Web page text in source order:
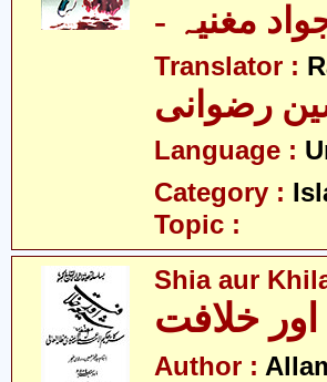
مغنیہ
Translator :
رضوانی
Language :
Category :
Topic :
Shia aur
خلافت
Author :